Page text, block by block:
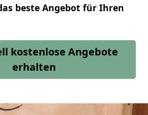
beste Angebot für Ihren
kostenlose Angebote
erhalten